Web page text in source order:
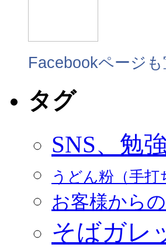
Facebookページ
タグ
SNS、勉
うどん粉（手打
お客様から
そばガレ